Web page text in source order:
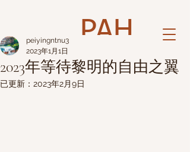
PAH
2023年等待黎明的自由之翼
peiyingntnu3
2023年1月1日
已更新： 2023年2月9日